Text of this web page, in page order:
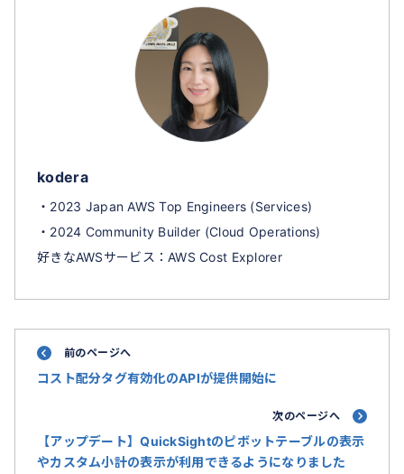
kodera
・2023 Japan AWS Top Engineers (Services)
・2024 Community Builder (Cloud Operations)
好きなAWSサービス：AWS Cost Explorer
前のページへ
コスト配分タグ有効化のAPIが提供開始に
次のページへ
【アップデート】QuickSightのピボットテーブルの表示
やカスタム小計の表示が利用できるようになりました